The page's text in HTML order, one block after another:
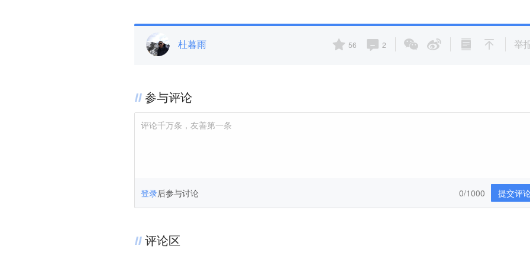
杜暮雨 56 2 举
参与评论
评论千万条，友善第一条
登录后参与讨论 提交评
0/1000
评论区